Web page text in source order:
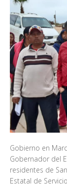
Gobierno en
Gobernador del
residentes de
Estatal de